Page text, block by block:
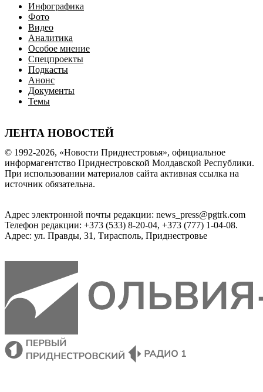
Инфографика
Фото
Видео
Аналитика
Особое мнение
Спецпроекты
Подкасты
Анонс
Документы
Темы
ЛЕНТА НОВОСТЕЙ
© 1992-2026, «Новости Приднестровья», официальное
информагентство Приднестровской Молдавской Республики.
При использовании материалов сайта активная ссылка на
источник обязательна.
Адрес электронной почты редакции: news_press@pgtrk.com
Телефон редакции: +373 (533) 8-20-04, +373 (777) 1-04-08.
Адрес: ул. Правды, 31, Тирасполь, Приднестровье